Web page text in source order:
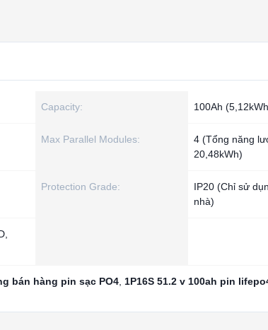
Capacity: 100Ah
Max Parallel Modules:
4 (Tổng năng
20,48kWh)
Protection Grade:
IP20 (Chỉ sử
nhà)
bán hàng pin sạc PO4 1P16S 51.2 v 100ah pin